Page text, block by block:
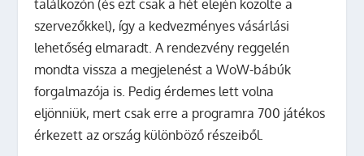
találkozón (és ezt csak a hét elején közölte a
szervezőkkel), így a kedvezményes vásárlási
lehetőség elmaradt. A rendezvény reggelén
mondta vissza a megjelenést a WoW-bábúk
forgalmazója is. Pedig érdemes lett volna
eljönniük, mert csak erre a programra 700 játékos
érkezett az ország különböző részeiből.